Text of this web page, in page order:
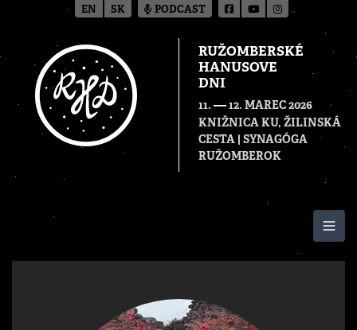
RUŽOMBERSKÉ
HANUSOVE
DNI
11. — 12. MAREC 2026
KNIŽNICA KU, ŽILINSKÁ
CESTA | SYNAGÓGA
RUŽOMBEROK
EN SK PODCAST